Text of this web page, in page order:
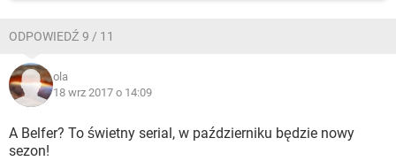
ODPOWIEDŹ 9 / 11
ola
18 wrz 2017 o 14:09
A Belfer? To świetny serial, w październiku będzie nowy
sezon!